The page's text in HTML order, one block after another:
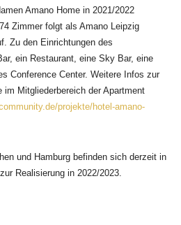
Amano Home in 2021/2022
Zimmer folgt als Amano Leipzig
Zu den Einrichtungen des
ein Restaurant, eine Sky Bar, eine
Conference Center. Weitere Infos zur
im Mitgliederbereich der Apartment
projekte/hotel-amano-
und Hamburg befinden sich derzeit in
Realisierung in 2022/2023.